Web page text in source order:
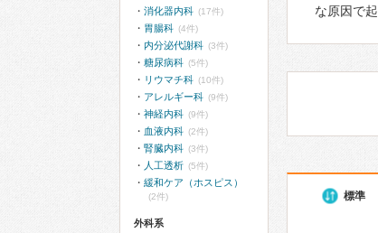
な原因で
標準
消化器内科 (17件)
胃腸科 (4件)
内分泌代謝科 (3件)
糖尿病科 (5件)
リウマチ科 (10件)
アレルギー科 (9件)
神経内科 (9件)
血液内科 (2件)
腎臓内科 (3件)
人工透析 (5件)
緩和ケア（ホスピス）
(2件)
外科系